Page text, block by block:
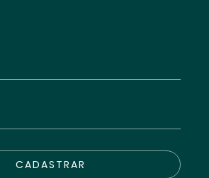
CADASTRAR